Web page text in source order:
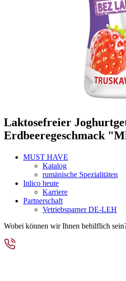
Laktosefreier
Erdbeeregeschmack
MUST HAVE
Katalog
rumänische Spezialitäten
Inlico heute
Karriere
Partnerschaft
Vetriebsparner DE-LEH
Wobei können wir Ihnen behilflich